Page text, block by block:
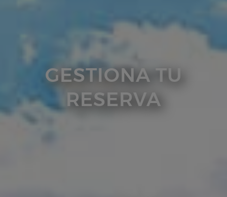
GESTIONA TU
RESERVA